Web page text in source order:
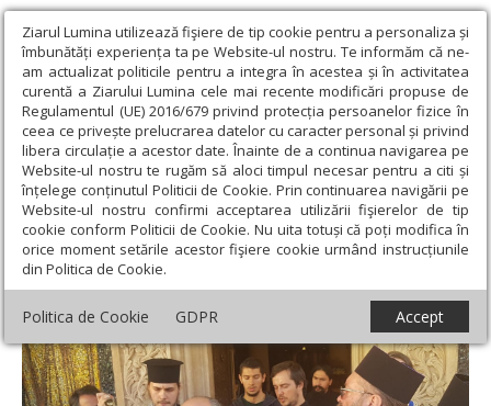
Ziarul Lumina utilizează fişiere de tip cookie pentru a personaliza și
îmbunătăți experiența ta pe Website-ul nostru. Te informăm că ne-
am actualizat politicile pentru a integra în acestea și în activitatea
curentă a Ziarului Lumina cele mai recente modificări propuse de
Regulamentul (UE) 2016/679 privind protecția persoanelor fizice în
ceea ce privește prelucrarea datelor cu caracter personal și privind
libera circulație a acestor date. Înainte de a continua navigarea pe
Website-ul nostru te rugăm să aloci timpul necesar pentru a citi și
înțelege conținutul Politicii de Cookie. Prin continuarea navigării pe
Website-ul nostru confirmi acceptarea utilizării fişierelor de tip
cookie conform Politicii de Cookie. Nu uita totuși că poți modifica în
orice moment setările acestor fişiere cookie urmând instrucțiunile
din Politica de Cookie.
Politica de Cookie GDPR Accept
Ziarul Lumina › Actualitate religioasă › Știri › Slujbe de
pomenire pentru părintele Sofian Boghiu
Slujbe de pomenire pentru părintele
Sofian Boghiu